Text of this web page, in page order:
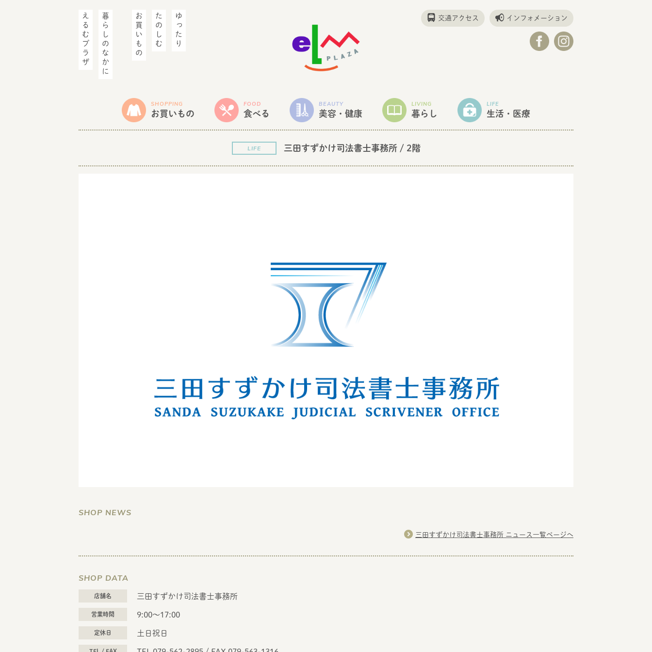
交通アクセス インフォメーション
ゆったり
たのしむ
お買いもの
暮らしのなかに
えるむプラザ
SHOPPING
お買いもの
FOOD
食べる
BEAUTY
美容・健康
LIVING
暮らし
LIFE
生活・医療
LIFE 三田すずかけ司法書士事務所/ 2階
SHOP NEWS
三田すずかけ司法書士事務所 ニュース一覧ページへ
SHOP DATA
店舗名 三田すずかけ司法書士事務所
営業時間 9:00〜17:00
定休日 土日祝日